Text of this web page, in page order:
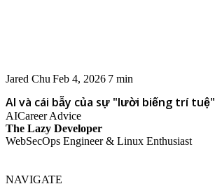
Jared Chu Feb 4, 2026 7 min
AI và cái bẫy của sự "lười biếng trí tuệ"
AICareer Advice
The Lazy Developer
WebSecOps Engineer & Linux Enthusiast
NAVIGATE